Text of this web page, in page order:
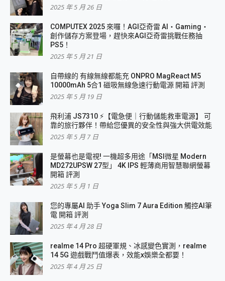
2025 年 5 月 26 日
COMPUTEX 2025 來囉！AGI亞奇雷 AI・Gaming・
創作儲存方案登場，趕快來AGI亞奇雷挑戰任務抽
PS5！
2025 年 5 月 21 日
自帶線的 有線無線都能充 ONPRO MagReact M5
10000mAh 5合1 磁吸無線急速行動電源 開箱 評測
2025 年 5 月 19 日
飛利浦 JS7310 ⚡【電急便｜行動儲能救車電源】 可
靠的旅行夥伴！帶給您優異的安全性與強大供電效能
2025 年 5 月 7 日
是螢幕也是電視! 一機超多用途「MSI微星 Modern
MD272UPSW 27型」 4K IPS 輕薄商用智慧聯網螢幕
開箱 評測
2025 年 5 月 1 日
您的專屬AI 助手 Yoga Slim 7 Aura Edition 觸控AI筆
電 開箱 評測
2025 年 4 月 28 日
realme 14 Pro 超硬軍規、冰感變色實測，realme
14 5G 遊戲戰鬥值爆表，效能x娛樂全都要！
2025 年 4 月 25 日